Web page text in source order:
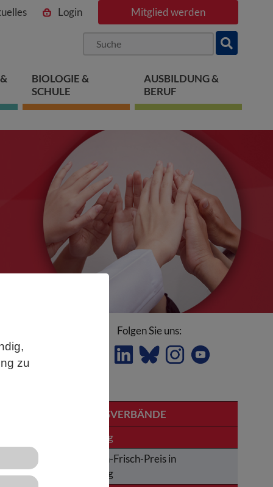
zu
Login Mitglied werden
BIOLOGIE &
SCHULE
AUSBILDUNG &
BERUF
Folgen Sie uns:
LANDESVERBÄNDE
Hamburg
Karl-von-Frisch-Preis in
Hamburg